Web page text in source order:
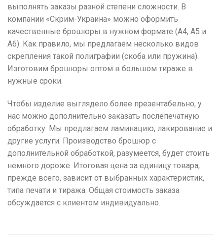
выполнять заказы разной степени сложности. В
компании «Скрим-Украина» можно оформить
качественные брошюры в нужном формате (А4, А5 и
А6). Как правило, мы предлагаем несколько видов
скрепления такой полиграфии (скоба или пружина).
Изготовим брошюры оптом в большом тираже в
нужные сроки.
Чтобы изделие выглядело более презентабельно, у
нас можно дополнительно заказать послепечатную
обработку. Мы предлагаем ламинацию, лакирование и
другие услуги. Производство брошюр с
дополнительной обработкой, разумеется, будет стоить
немного дороже. Итоговая цена за единицу товара,
прежде всего, зависит от выбранных характеристик,
типа печати и тиража. Общая стоимость заказа
обсуждается с клиентом индивидуально.